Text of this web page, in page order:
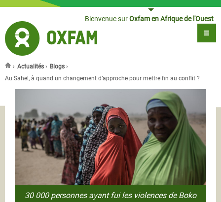
Bienvenue surOxfam en Afrique de l'Ouest
Vous êtes ici
› Actualités › Blogs ›
Au Sahel, à quand un changement d’approche pour mettre fin au conflit ?
30 000 personnes ayant fui les violences de Boko